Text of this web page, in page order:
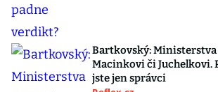
Bartkovský:
Macinkovi či Juchelkovi.
jste jen správci